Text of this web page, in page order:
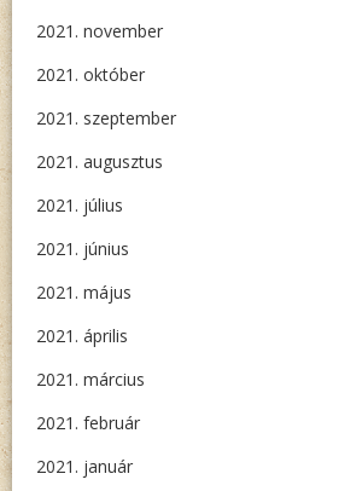
2021. november
2021. október
2021. szeptember
2021. augusztus
2021. július
2021. június
2021. május
2021. április
2021. március
2021. február
2021. január